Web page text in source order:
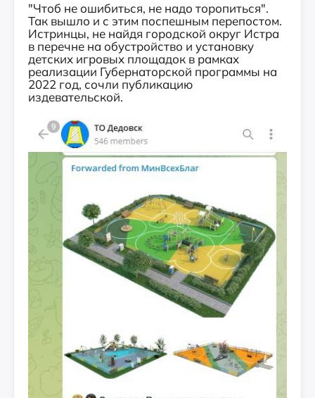
"Чтоб не ошибиться, не надо торопиться".
Так вышло и с этим поспешным перепостом.
Истринцы, не найдя городской округ Истра
в перечне на обустройство и установку
детских игровых площадок в рамках
реализации Губернаторской программы на
2022 год, сочли публикацию
издевательской.